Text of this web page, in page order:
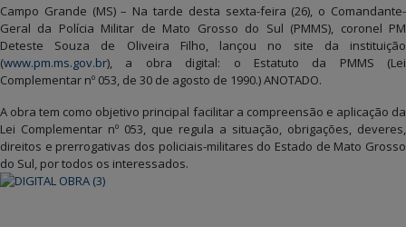
Campo Grande (MS) – Na tarde desta sexta-feira (26), o Comandante-
Geral da Polícia Militar de Mato Grosso do Sul (PMMS), coronel PM
Deteste Souza de Oliveira Filho, lançou no site da instituição
(www.pm.ms.gov.br), a obra digital: o Estatuto da PMMS (Lei
Complementar nº 053, de 30 de agosto de 1990.) ANOTADO.
A obra tem como objetivo principal facilitar a compreensão e aplicação da
Lei Complementar nº 053, que regula a situação, obrigações, deveres,
direitos e prerrogativas dos policiais-militares do Estado de Mato Grosso
do Sul, por todos os interessados.